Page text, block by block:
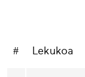
# Lekukoa